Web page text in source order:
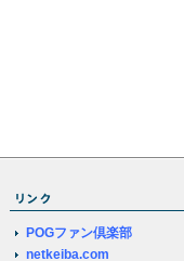
POGファン倶楽部
netkeiba.com